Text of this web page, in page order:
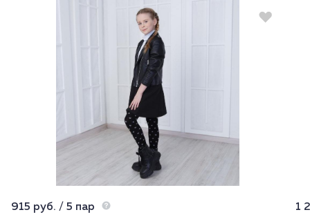
915 руб. / 5 пар 1